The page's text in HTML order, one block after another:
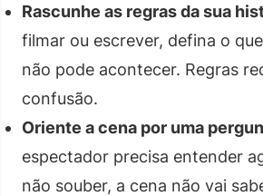
Rascunhe as regras da sua
filmar ou escrever, defina o
não pode acontecer. Regras
confusão.
Oriente a cena por uma
espectador precisa entender
não souber, a cena não vai